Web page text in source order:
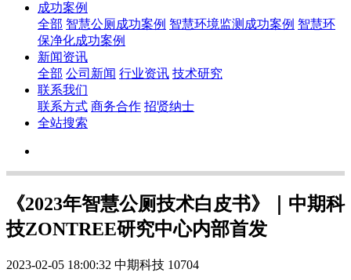
成功案例
全部 智慧公厕成功案例 智慧环境监测成功案例 智慧环
保净化成功案例
新闻资讯
全部 公司新闻 行业资讯 技术研究
联系我们
联系方式 商务合作 招贤纳士
全站搜索
《2023年智慧公厕技术白皮书》｜中期科
技ZONTREE研究中心内部首发
2023-02-05 18:00:32 中期科技 10704